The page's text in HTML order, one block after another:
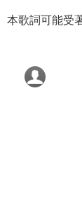
本歌詞可能受